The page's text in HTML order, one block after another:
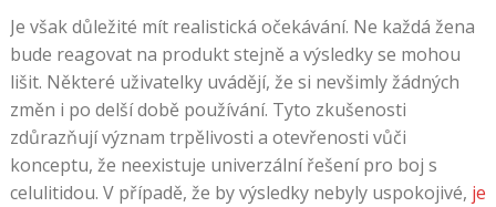
Je však důležité mít realistická očekávání. Ne každá žena
bude reagovat na produkt stejně a výsledky se mohou
lišit. Některé uživatelky uvádějí, že si nevšimly žádných
změn i po delší době používání. Tyto zkušenosti
zdůrazňují význam trpělivosti a otevřenosti vůči
konceptu, že neexistuje univerzální řešení pro boj s
celulitidou. V případě, že by výsledky nebyly uspokojivé, je